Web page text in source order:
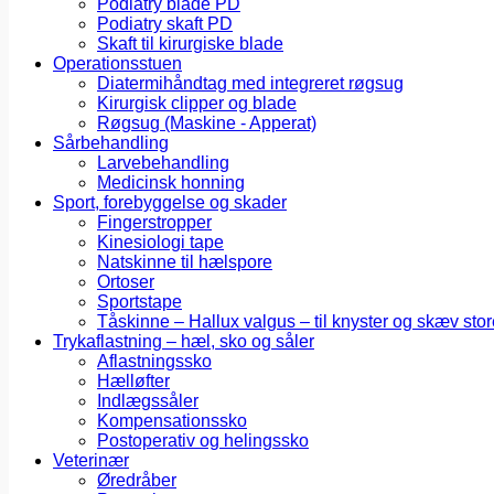
Podiatry blade PD
Podiatry skaft PD
Skaft til kirurgiske blade
Operationsstuen
Diatermihåndtag med integreret røgsug
Kirurgisk clipper og blade
Røgsug (Maskine - Apperat)
Sårbehandling
Larvebehandling
Medicinsk honning
Sport, forebyggelse og skader
Fingerstropper
Kinesiologi tape
Natskinne til hælspore
Ortoser
Sportstape
Tåskinne – Hallux valgus – til knyster og skæv
Trykaflastning – hæl, sko og såler
Aflastningssko
Hælløfter
Indlægssåler
Kompensationssko
Postoperativ og helingssko
Veterinær
Øredråber